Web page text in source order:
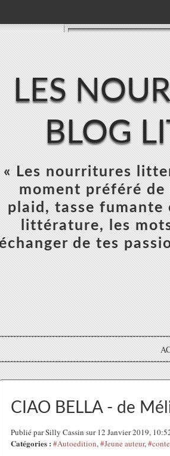
LES
BLOG
« Les nourritures
moment préféré
plaid, tasse fumante
littérature, les
de tes
CIAO BELLA - de
Publié par Silly Cassin sur 12 Janvier 2019,
Catégories : #Autoedition,#Jeune auteur,